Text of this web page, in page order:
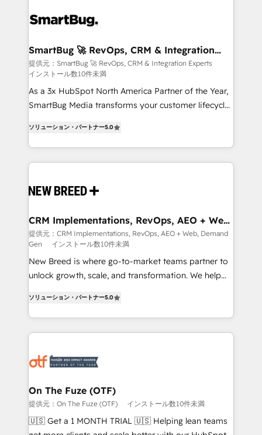
ード受賞・HUGリーダー ✓ ISO27001:2022 /
ISO9001:2015 取得 ✓ 400社以上の導入実績 ✓
状整理の壁打ちなど、構想段階からお気軽にお問い合わ
せください。
accreditations
stalling growth. Fix your ICP, Math, and Story to stop
Scalable Architecture: Zero-technical-debt setup
across all Hubs, validated by our 7 HubSpot
Accreditations. AI-Powered RevOps: Breeze AI,
custom AI agents, and high-integrity migrations for
total reporting clarity. Security & Compliance: SOC 2
security. 🏆 Why Bluleadz? GTM OS Partner | 16+
Years Experience | 1,000+ Five-Star Reviews
SmartBug 🚀 RevOps, CRM & Integration
Experts
提供元：SmartBug 🚀 RevOps, CRM & Integration Experts
インストール数10件未満
As a 3x HubSpot North America Partner of the Year,
SmartBug Media transforms your customer lifecycle
includes specialized divisions Globalia (AI &
Software) and Point Success Media (Paid Media),
making this the official home for all three brands. 🔄
and system integrations powered by Globalia’s
trainers to drive platform adoption. 📈 Revenue
Generation - Full-funnel marketing and high-
performance advertising via Point Success Media. -
Expert deployment of Breeze AI and custom agents
to automate growth. 🏆 Elite Excellence - 8 platform
expertise. - A team of 250+ experts dedicated to
your resilient growth.
ソリューション・パートナー5.0
CRM Implementations, RevOps, AEO + Web,
Demand Gen
提供元：CRM Implementations, RevOps, AEO + Web, Demand
Gen
インストール数10件未満
New Breed is where go-to-market teams partner to
unlock growth, scale, and transformation. We help
customer platform and operationalize HubSpot’s
Loop Marketing framework through expert-led
services, smart agents, and purpose-built apps,
results, fast. ⚙️CRM & RevOps: Align all Hubs to your
🎯Demand Gen & ABM: Drive pipeline with inbound,
ABM, AEO, SEO, & paid media. 👩‍💻Web Design:
Build high-performing websites with UX, messaging,
& conversion strategy that drive results. 🤖AI
ソリューション・パートナー5.0
On The Fuze (OTF)
提供元：On The Fuze (OTF) インストール数10件未満
🇺🇸 Get a 1 MONTH TRIAL 🇺🇸 Helping lean teams